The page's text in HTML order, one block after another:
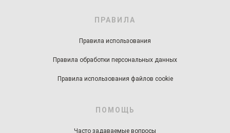
ПРАВИЛА
Правила использования
Правила обработки персональных данных
Правила использования файлов cookie
ПОМОЩЬ
Часто задаваемые вопросы